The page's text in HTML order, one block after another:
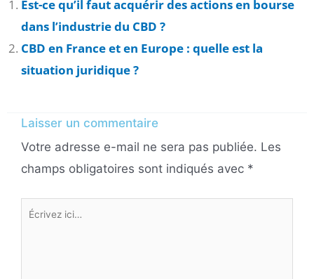
Est-ce qu’il faut acquérir des actions en bourse
dans l’industrie du CBD ?
CBD en France et en Europe : quelle est la
situation juridique ?
Laisser un commentaire
Votre adresse e-mail ne sera pas publiée. Les
champs obligatoires sont indiqués avec *
Écrivez